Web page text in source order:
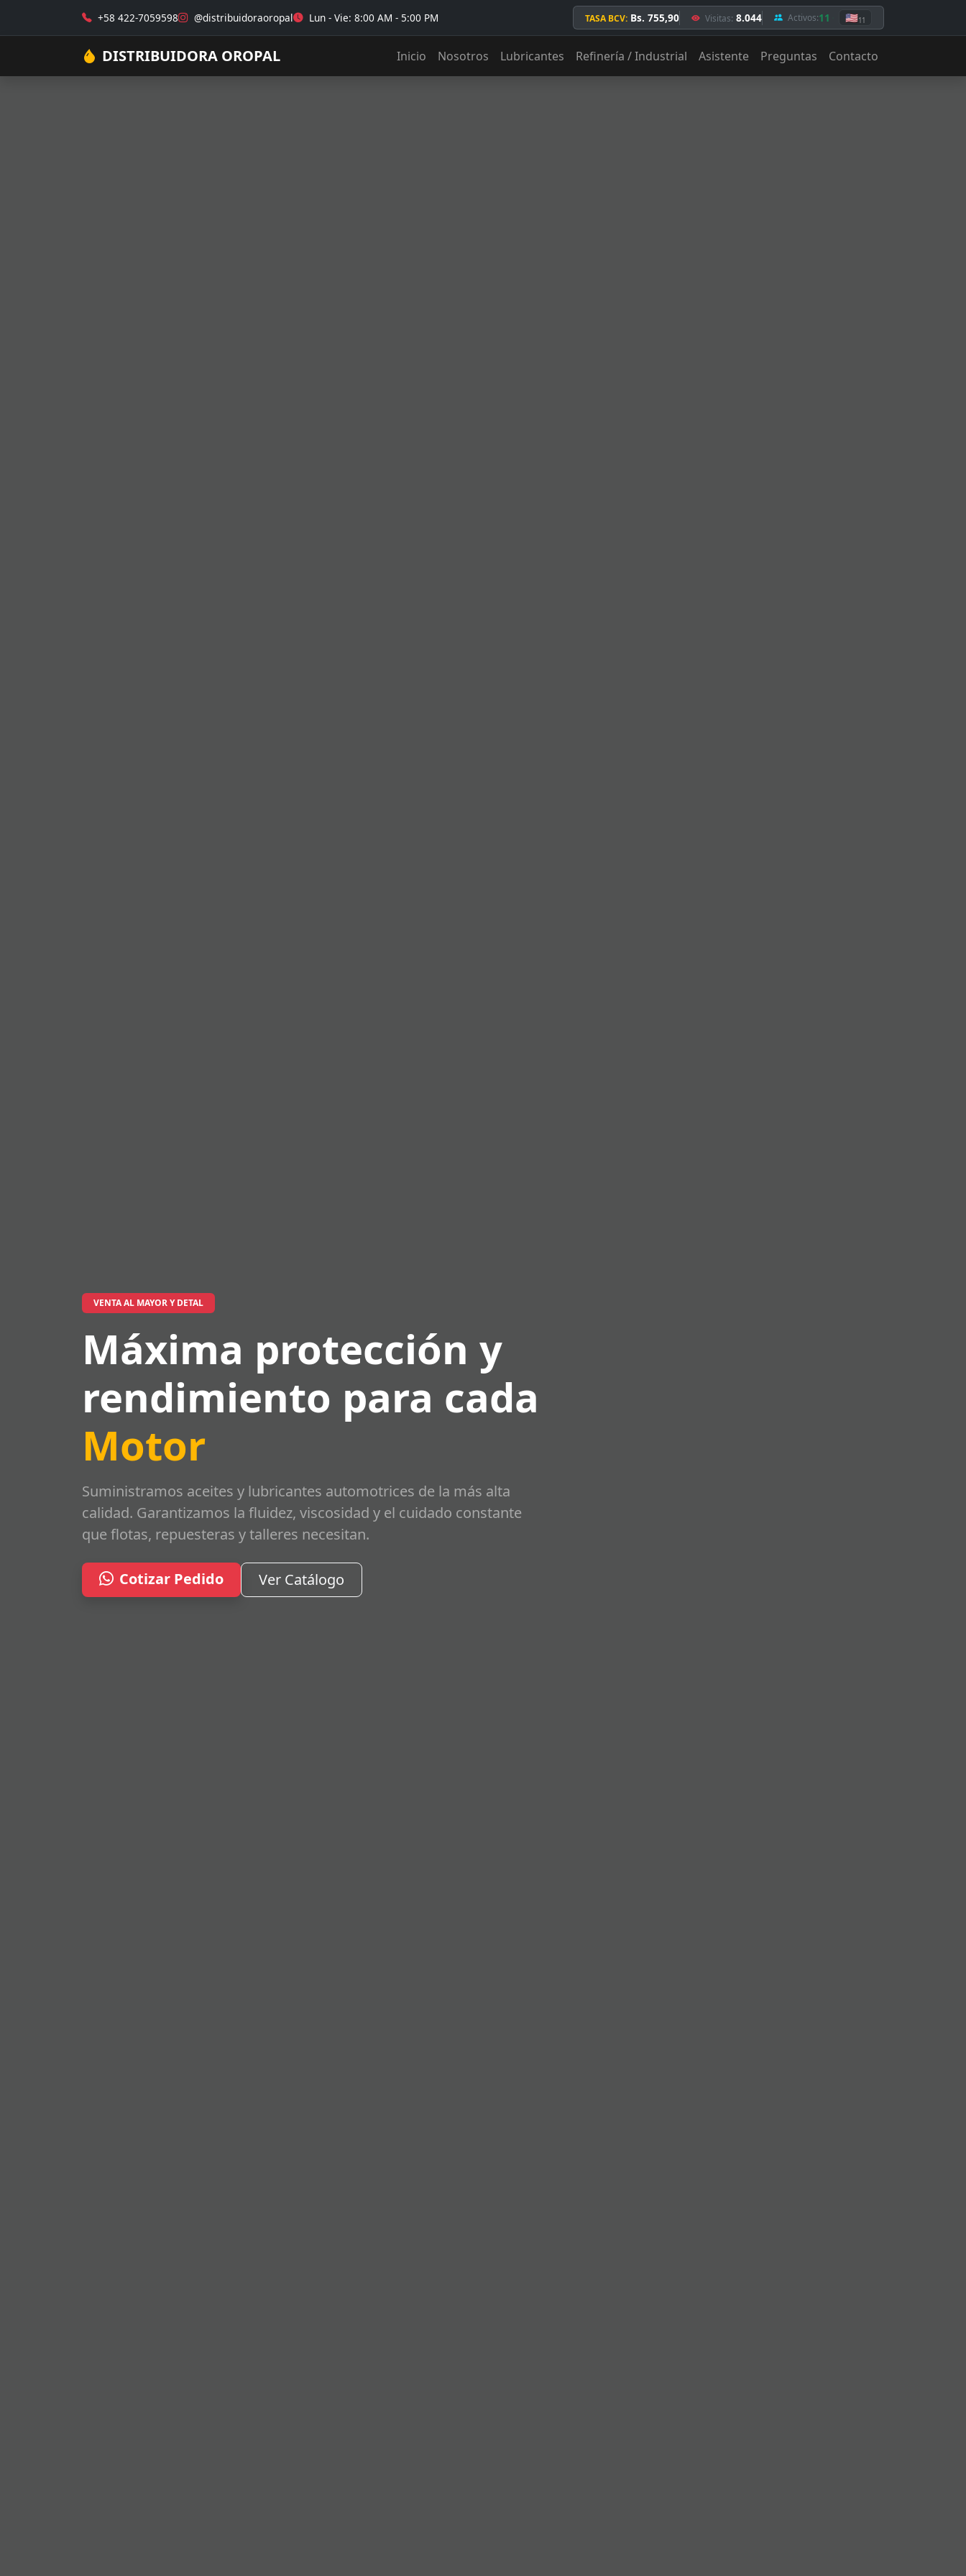
+58 422-7059598 @distribuidoraoropal Lun - Vie: 8:00 AM - 5:00 PM TASA BCV: Bs. 755,90 Visitas: 8.044 Activos:11 🇺🇸11
DISTRIBUIDORA OROPAL Inicio Nosotros Lubricantes Refinería / Industrial Asistente Preguntas Contacto
VENTA AL MAYOR Y DETAL
Máxima protección y
rendimiento para cada
Motor
Suministramos aceites y lubricantes automotrices de la más alta
calidad. Garantizamos la fluidez, viscosidad y el cuidado constante
que flotas, repuesteras y talleres necesitan.
Cotizar Pedido Ver Catálogo